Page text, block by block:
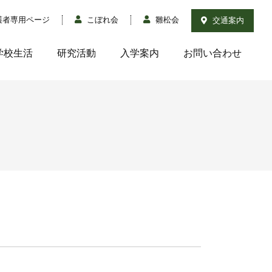
専用ページ こぼれ会 雛松会 交通案内
校生活 研究活動 入学案内 お問い合わせ